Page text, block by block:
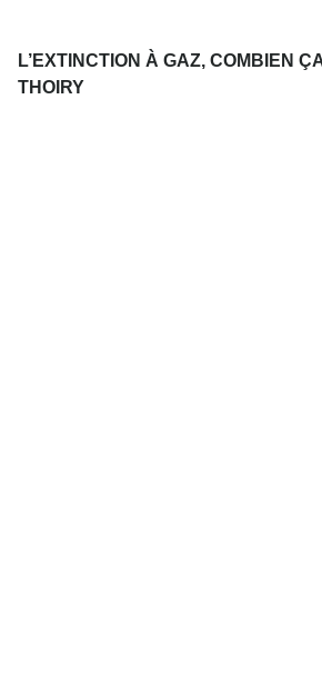
L’EXTINCTION À GAZ, COMBIEN
THOIRY